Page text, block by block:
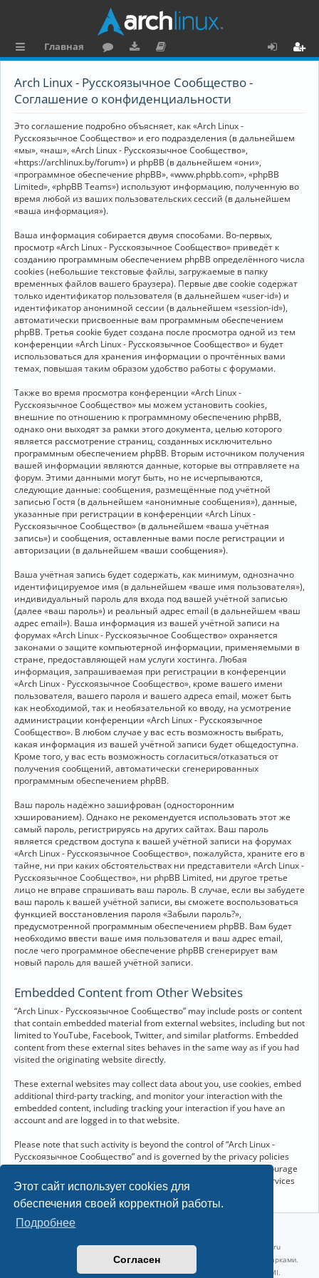
Этот сайт использует cookies для
обеспечения своей корректной работы.
Подробнее
Согласен
ы
к
и
Главная
ру
ру
и
ку
е
н
та
ц
я
Arch Linux - Русскоязычное Сообщество -
Соглашение о конфиденциальности
Это соглашение подробно объясняет, как «Arch Linux -
Русскоязычное Сообщество» и его подразделения (в дальнейшем
«мы», «наш», «Arch Linux - Русскоязычное Сообщество»,
«https://archlinux.by/forum») и phpBB (в дальнейшем «они»,
«программное обеспечение phpBB», «www.phpbb.com», «phpBB
Limited», «phpBB Teams») используют информацию, полученную во
время любой из ваших пользовательских сессий (в дальнейшем
«ваша информация»).
Ваша информация собирается двумя способами. Во-первых,
просмотр «Arch Linux - Русскоязычное Сообщество» приведёт к
созданию программным обеспечением phpBB определённого числа
cookies (небольшие текстовые файлы, загружаемые в папку
временных файлов вашего браузера). Первые две cookie содержат
только идентификатор пользователя (в дальнейшем «user-id») и
идентификатор анонимной сессии (в дальнейшем «session-id»),
автоматически присвоенные вам программным обеспечением
phpBB. Третья cookie будет создана после просмотра одной из тем
конференции «Arch Linux - Русскоязычное Сообщество» и будет
использоваться для хранения информации о прочтённых вами
темах, повышая таким образом удобство работы с форумами.
Также во время просмотра конференции «Arch Linux -
Русскоязычное Сообщество» мы можем установить cookies,
внешние по отношению к программному обеспечению phpBB,
однако они выходят за рамки этого документа, целью которого
является рассмотрение страниц, созданных исключительно
программным обеспечением phpBB. Вторым источником получения
вашей информации являются данные, которые вы отправляете на
форум. Этими данными могут быть, но не исчерпываются,
следующие данные: сообщения, размещённые под учётной
записью Гостя (в дальнейшем «анонимные сообщения»), данные,
указанные при регистрации в конференции «Arch Linux -
Русскоязычное Сообщество» (в дальнейшем «ваша учётная
запись») и сообщения, оставленные вами после регистрации и
авторизации (в дальнейшем «ваши сообщения»).
Ваша учётная запись будет содержать, как минимум, однозначно
идентифицируемое имя (в дальнейшем «ваше имя пользователя»),
индивидуальный пароль для входа под вашей учётной записью
(далее «ваш пароль») и реальный адрес email (в дальнейшем «ваш
адрес email»). Ваша информация из вашей учётной записи на
форумах «Arch Linux - Русскоязычное Сообщество» охраняется
законами о защите компьютерной информации, применяемыми в
стране, предоставляющей нам услуги хостинга. Любая
информация, запрашиваемая при регистрации в конференции
«Arch Linux - Русскоязычное Сообщество», кроме вашего имени
пользователя, вашего пароля и вашего адреса email, может быть
как необходимой, так и необязательной ко вводу, на усмотрение
администрации конференции «Arch Linux - Русскоязычное
Сообщество». В любом случае у вас есть возможность выбрать,
какая информация из вашей учётной записи будет общедоступна.
Кроме того, у вас есть возможность согласиться/отказаться от
получения сообщений, автоматически сгенерированных
программным обеспечением phpBB.
Ваш пароль надёжно зашифрован (односторонним
хэшированием). Однако не рекомендуется использовать этот же
самый пароль, регистрируясь на других сайтах. Ваш пароль
является средством доступа к вашей учётной записи на форумах
«Arch Linux - Русскоязычное Сообщество», пожалуйста, храните его в
тайне, ни при каких обстоятельствах ни представители «Arch Linux -
Русскоязычное Сообщество», ни phpBB Limited, ни другое третье
лицо не вправе спрашивать ваш пароль. В случае, если вы забудете
ваш пароль к вашей учётной записи, вы сможете воспользоваться
функцией восстановления пароля «Забыли пароль?»,
предусмотренной программным обеспечением phpBB. Вам будет
необходимо ввести ваше имя пользователя и ваш адрес email,
после чего программное обеспечение phpBB сгенерирует вам
новый пароль для вашей учётной записи.
Embedded Content from Other Websites
“Arch Linux - Русскоязычное Сообщество” may include posts or content
that contain embedded material from external websites, including but not
limited to YouTube, Facebook, Twitter, and similar platforms. Embedded
content from these external sites behaves in the same way as if you had
visited the originating website directly.
These external websites may collect data about you, use cookies, embed
additional third-party tracking, and monitor your interaction with the
embedded content, including tracking your interaction if you have an
account and are logged in to that website.
Please note that such activity is beyond the control of “Arch Linux -
Русскоязычное Сообщество” and is governed by the privacy policies
and terms of service of the respective external websites. We encourage
you to review the privacy and cookie policies of any third-party services
you interact with through embedded content.
Linux 6.18.40-1-lts x86_64 GNU/Linux 2026-07-26 08:48:12 |
vps reg.ru
Название и логотип Arch Linux ™ являются признанными торговыми марками.
Linux ® — зарегистрированная торговая марка Linus Torvalds и LMI.